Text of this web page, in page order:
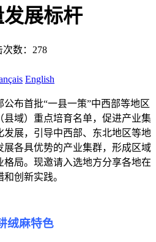
展标杆
次数：278
English
布首批“一县一策”中西部等地区
域）重点培育名单，促进产业集
展，引导中西部、东北地区等地
各具优势的产业集群，形成区域
局。现邀请入选地方分享各地在
创新实践。
绒麻特色